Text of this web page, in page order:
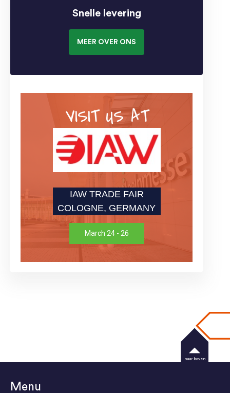
Snelle levering
MEER OVER ONS
VISIT US AT
IAW TRADE FAIR
COLOGNE, GERMANY
March 24 - 26
Menu
naar boven